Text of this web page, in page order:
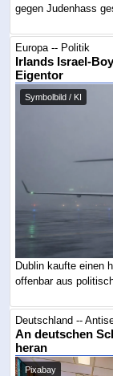
gegen Judenhass
Europa -- Politik
Irlands Israel-
Eigentor
Symbolbild / KI
Dublin kaufte einen
offenbar aus
Deutschland --
An deutschen
heran
Pixabay